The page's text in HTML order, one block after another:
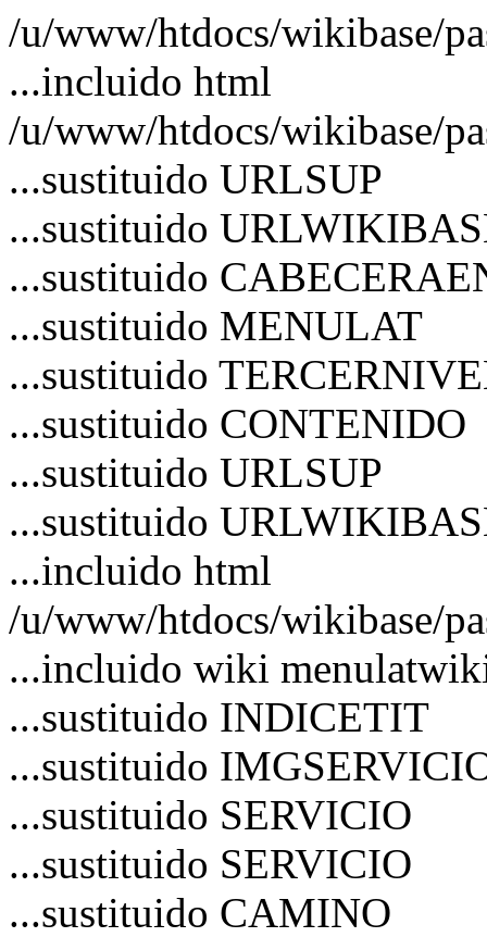
/u/www/htdocs/wikibase/
...incluido html
/u/www/htdocs/wikibase/
...sustituido URLSUP
...sustituido
...sustituido
...sustituido MENULAT
...sustituido
...sustituido CONTENIDO
...sustituido URLSUP
...sustituido
...incluido html
/u/www/htdocs/wikibase/
...incluido wiki
...sustituido INDICETIT
...sustituido
...sustituido SERVICIO
...sustituido SERVICIO
...sustituido CAMINO